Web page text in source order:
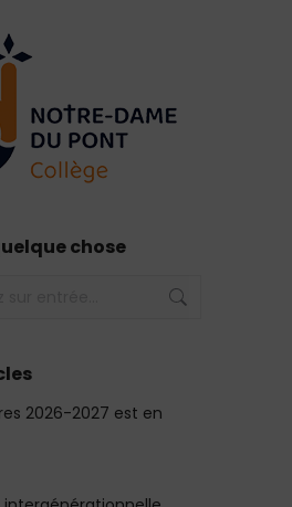
chose
2026-2027 est en